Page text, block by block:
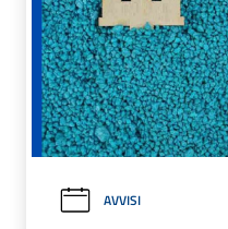
AVVISI